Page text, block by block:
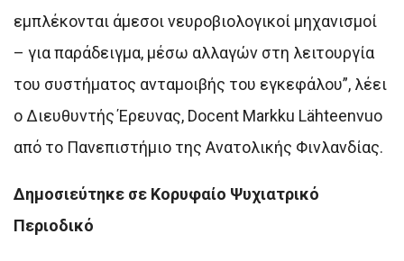
εμπλέκονται άμεσοι νευροβιολογικοί μηχανισμοί
– για παράδειγμα, μέσω αλλαγών στη λειτουργία
του συστήματος ανταμοιβής του εγκεφάλου”, λέει
ο Διευθυντής Έρευνας, Docent Markku Lähteenvuo
από το Πανεπιστήμιο της Ανατολικής Φινλανδίας.
Δημοσιεύτηκε σε Κορυφαίο Ψυχιατρικό
Περιοδικό